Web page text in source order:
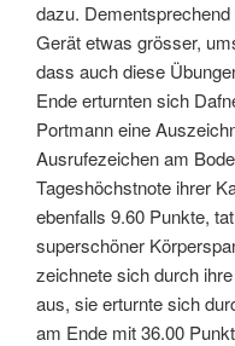
dazu.
Gerät etwas grösser,
dass auch diese
Ende erturnten sich
Portmann eine
Ausrufezeichen am
Tageshöchstnote ihrer
ebenfalls 9.60 Punkte,
superschöner
zeichnete sich durch
aus, sie erturnte sich
am Ende mit 36.00